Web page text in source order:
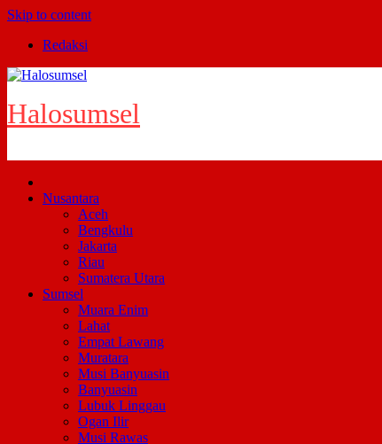
Skip to content
Redaksi
Halosumsel
Nusantara
Aceh
Bengkulu
Jakarta
Riau
Sumatera Utara
Sumsel
Muara Enim
Lahat
Empat Lawang
Muratara
Musi Banyuasin
Banyuasin
Lubuk Linggau
Ogan Ilir
Musi Rawas